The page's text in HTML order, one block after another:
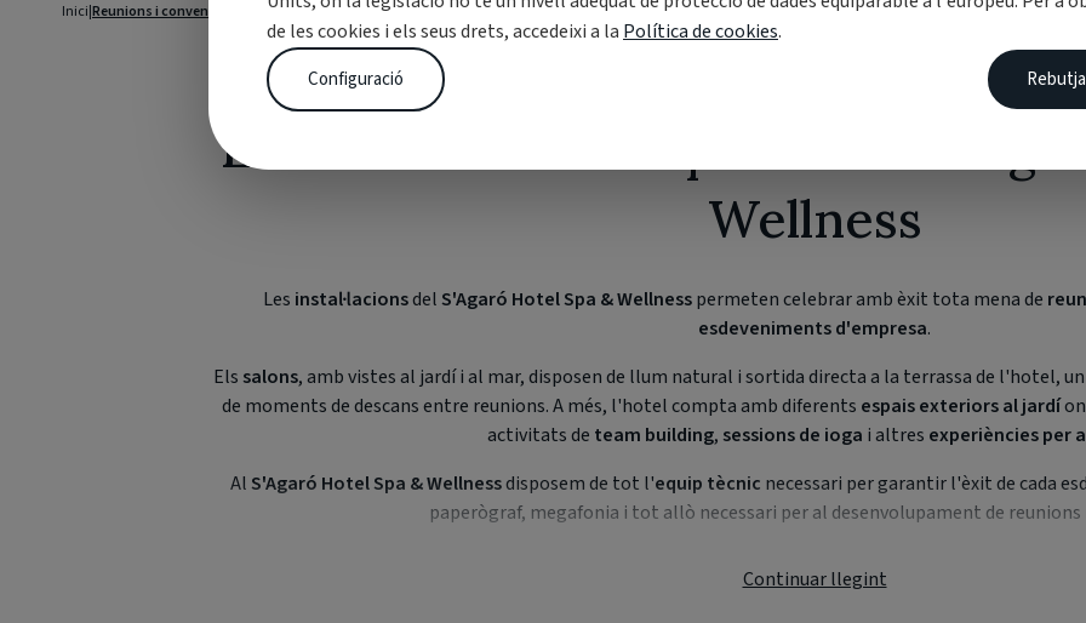
Inici|Reunions i convencions
Esdeveniments corporatius a
Wellness
Les instal·lacionsdelS'Agaró Hotel Spa & Wellnesspermeten celebrar amb èxit tota mena de
esdeveniments d'empresa.
Els salons, amb vistes al jardí i al mar, disposen de llum natural i sortida directa a la terrassa de l'hotel,
de moments de descans entre reunions. A més, l'hotel compta amb diferents espais exteriors al jardí
activitats de team building, sessions de ioga i altres experiències per
Al S'Agaró Hotel Spa & Wellnessdisposem de tot l'equip tècnic necessari per garantir l'èxit de cada
paperògraf, megafonia i tot allò necessari per al desenvolupament de reunions
pressupostos i programes totalment personalitzats, adaptant-nos a les necessitats
Continuar llegint
de les cookies i els seus drets, accedeixi a la Política de cookies.
Configuració